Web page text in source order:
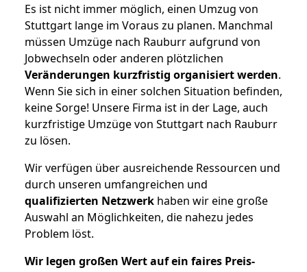
Es ist nicht immer möglich, einen Umzug von
Stuttgart lange im Voraus zu planen. Manchmal
müssen Umzüge nach Rauburr aufgrund von
Jobwechseln oder anderen plötzlichen
Veränderungen kurzfristig organisiert werden.
Wenn Sie sich in einer solchen Situation befinden,
keine Sorge! Unsere Firma ist in der Lage, auch
kurzfristige Umzüge von Stuttgart nach Rauburr
zu lösen.
Wir verfügen über ausreichende Ressourcen und
durch unseren umfangreichen und
qualifizierten Netzwerk haben wir eine große
Auswahl an Möglichkeiten, die nahezu jedes
Problem löst.
Wir legen großen Wert auf ein faires Preis-